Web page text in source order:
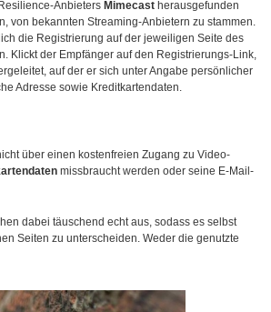
Anbieters Mimecast herausgefunden
von bekannten Streaming-Anbietern zu stammen.
die Registrierung auf der jeweiligen Seite des
Klickt der Empfänger auf den Registrierungs-Link,
auf der er sich unter Angabe persönlicher
Adresse sowie Kreditkartendaten.
über einen kostenfreien Zugang zu Video-
missbraucht werden oder seine E-Mail-
dabei täuschend echt aus, sodass es selbst
Seiten zu unterscheiden. Weder die genutzte